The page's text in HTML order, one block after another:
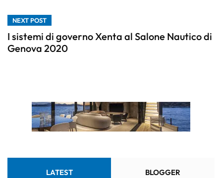
NEXT POST
I sistemi di governo Xenta al Salone Nautico di
Genova 2020
LATEST BLOGGER